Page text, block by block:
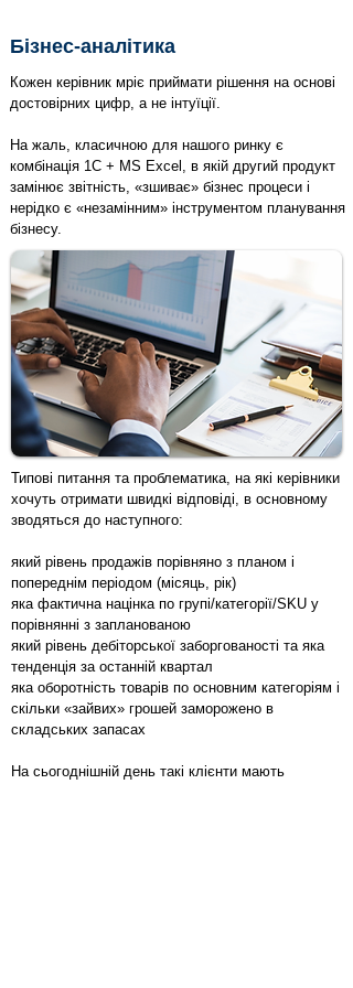
Бізнес-аналітика
Кожен керівник мріє приймати рішення на основі
достовірних цифр, а не інтуїції.
На жаль, класичною для нашого ринку є
комбінація 1C + MS Excel, в якій другий продукт
замінює звітність, «зшиває» бізнес процеси і
нерідко є «незамінним» інструментом планування
бізнесу.​
Типові питання та проблематика, на які керівники
хочуть отримати швидкі відповіді, в основному
зводяться до наступного:
який рівень продажів порівняно з планом і
попереднім періодом (місяць, рік)
яка фактична націнка по групі/категорії/SKU у
порівнянні з запланованою
який рівень дебіторської заборгованості та яка
тенденція за останній квартал
яка оборотність товарів по основним категоріям і
скільки «зайвих» грошей заморожено в
складських запасах
На сьогоднішній день такі клієнти мають